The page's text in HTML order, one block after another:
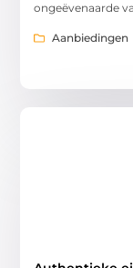
ongeëvenaarde
Aanbiedingen